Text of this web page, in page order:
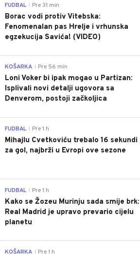
FUDBAL Pre 31 min
Borac vodi protiv Vitebska:
Fenomenalan pas Hrelje i vrhunska
egzekucija Savića! (VIDEO)
KOŠARKA Pre 56 min
Loni Voker bi ipak mogao u Partizan:
Isplivali novi detalji ugovora sa
Denverom, postoji začkoljica
FUDBAL Pre 1 h
Mihajlu Cvetkoviću trebalo 16 sekundi
za gol, najbrži u Evropi ove sezone
FUDBAL Pre 1 h
Kako se Žozeu Murinju sada smije brk:
Real Madrid je upravo prevario cijelu
planetu
KOŠARKA Pre 1 h